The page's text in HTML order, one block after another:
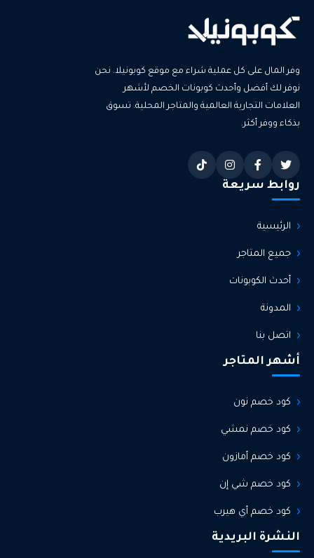
وفر المال على كل عملية شراء مع موقع كوبونيلا. نحن
نوفر لك أفضل وأحدث كوبونات الخصم لأشهر
العلامات التجارية العالمية والمتاجر المحلية. تسوق
بذكاء ووفر أكثر.
روابط سريعة
الرئيسية
جميع المتاجر
أحدث الكوبونات
المدونة
اتصل بنا
أشهر المتاجر
كود خصم نون
كود خصم نمشي
كود خصم أمازون
كود خصم شي إن
كود خصم أي هيرب
النشرة البريدية